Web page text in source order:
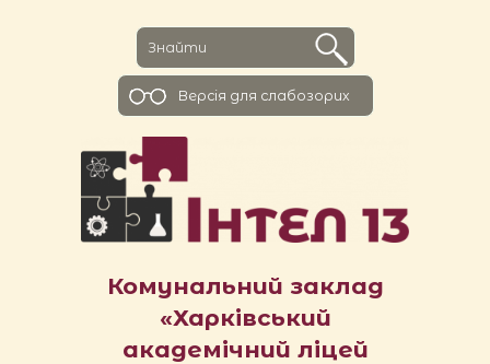
Комунальний заклад
«Харківський
академічний ліцей
Версiя для слабозорих